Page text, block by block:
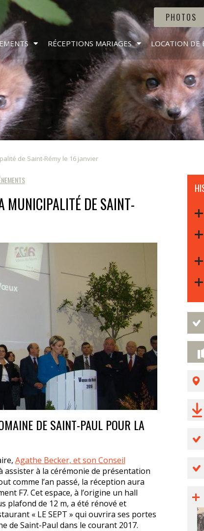
PHOTOS
RÉCEPTIONS MARIAGES LOCATION DE
de Saint-Rémy le 16 janvier
MUNICIPALITÉ DE SAINT-
DE SAINT-PAUL POUR LA
Agathe Becker, et son Conseil
assister à la cérémonie de présentation
comme l’an passé, la réception aura
F7. Cet espace, à l’origine un hall
plafond de 12 m, a été rénové et
« LE SEPT » qui ouvrira ses portes
de Saint-Paul dans le courant 2017.